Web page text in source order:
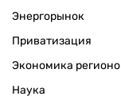
Энергорынок
Приватизация
Экономика
Наука